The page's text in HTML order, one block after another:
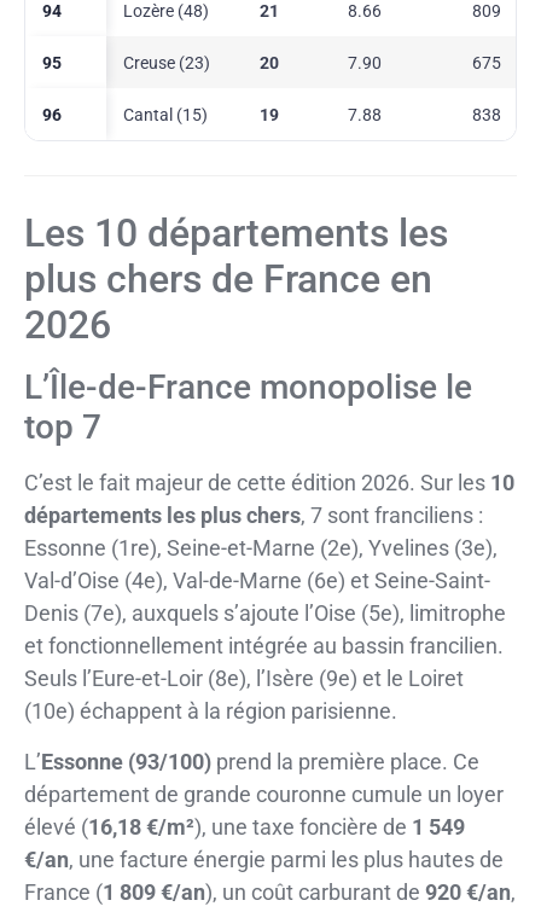
94 Lozère (48) 21 8.66 809
95 Creuse (23) 20 7.90 675
96 Cantal (15) 19 7.88 838
Les 10 départements les
plus chers de France en
2026
L’Île-de-France monopolise le
top 7
C’est le fait majeur de cette édition 2026. Sur les 10
départements les plus chers, 7 sont franciliens :
Essonne (1re), Seine-et-Marne (2e), Yvelines (3e),
Val-d’Oise (4e), Val-de-Marne (6e) et Seine-Saint-
Denis (7e), auxquels s’ajoute l’Oise (5e), limitrophe
et fonctionnellement intégrée au bassin francilien.
Seuls l’Eure-et-Loir (8e), l’Isère (9e) et le Loiret
(10e) échappent à la région parisienne.
L’Essonne (93/100) prend la première place. Ce
département de grande couronne cumule un loyer
élevé (16,18 €/m²), une taxe foncière de 1 549
€/an, une facture énergie parmi les plus hautes de
France (1 809 €/an), un coût carburant de 920 €/an,